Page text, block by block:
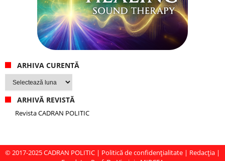
ARHIVA CURENTĂ
Arhiva
ARHIVĂ REVISTĂ
Revista CADRAN POLITIC
© 2017-2025CADRAN POLITIC | Politică de confidențialitate | Redacția |